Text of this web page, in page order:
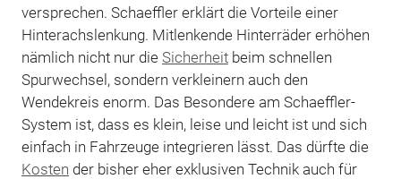
versprechen. Schaeffler erklärt die Vorteile einer
Hinterachslenkung. Mitlenkende Hinterräder erhöhen
nämlich nicht nur die Sicherheitbeim schnellen
Spurwechsel, sondern verkleinern auch den
Wendekreis enorm. Das Besondere am Schaeffler-
System ist, dass es klein, leise und leicht ist und sich
einfach in Fahrzeuge integrieren lässt. Das dürfte die
Kosten der bisher eher exklusiven Technik auch für